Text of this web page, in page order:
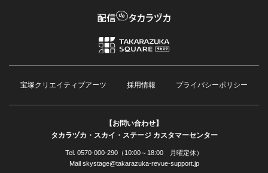
宝塚クリエイティブアーツ 採用情報 プライバシーポリシー
【お問い合わせ】
タカラヅカ・スカイ・ステージ カスタマーセンター
Tel. 0570-000-290（10:00～18:00 月曜定休）
Mail skystage@takarazuka-revue-support.jp